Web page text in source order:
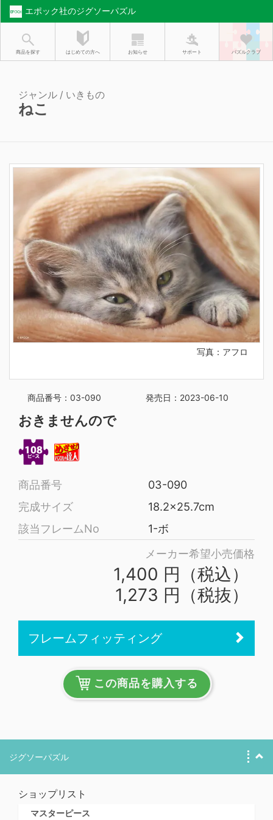
エポック社のジグソーパズル
商品を探す はじめての方へ お知らせ サポート パズルクラブ
ジャンル / いきもの
ねこ
写真：アフロ
商品番号：03-090 発売日：2023-06-10
おきませんので
商品番号
03-090
完成サイズ
18.2x25.7cm
該当フレームNo
1-ボ
メーカー希望小売価格
1,400 円（税込）
1,273 円（税抜）
フレームフィッティング
この商品を購入する
ジグソーパズル
ショップリスト
マスターピース